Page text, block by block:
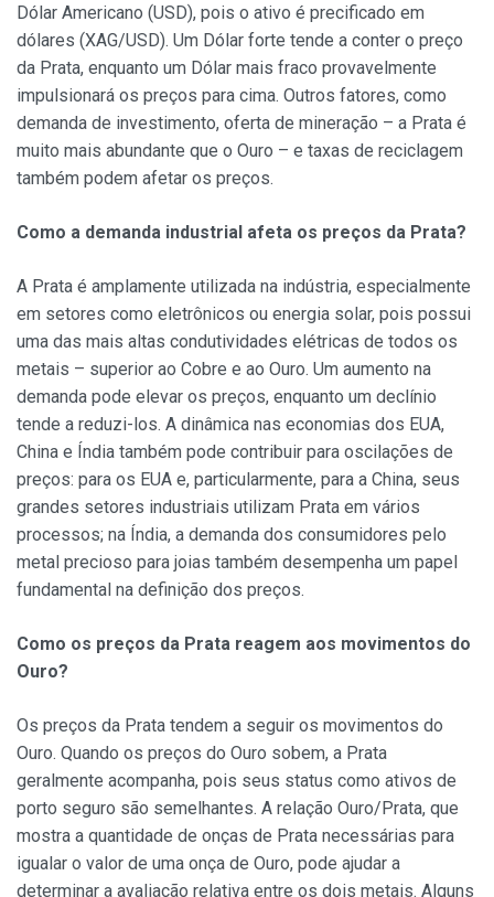
Dólar Americano (USD), pois o ativo é precificado em
dólares (XAG/USD). Um Dólar forte tende a conter o preço
da Prata, enquanto um Dólar mais fraco provavelmente
impulsionará os preços para cima. Outros fatores, como
demanda de investimento, oferta de mineração – a Prata é
muito mais abundante que o Ouro – e taxas de reciclagem
também podem afetar os preços.
Como a demanda industrial afeta os preços da Prata?
A Prata é amplamente utilizada na indústria, especialmente
em setores como eletrônicos ou energia solar, pois possui
uma das mais altas condutividades elétricas de todos os
metais – superior ao Cobre e ao Ouro. Um aumento na
demanda pode elevar os preços, enquanto um declínio
tende a reduzi-los. A dinâmica nas economias dos EUA,
China e Índia também pode contribuir para oscilações de
preços: para os EUA e, particularmente, para a China, seus
grandes setores industriais utilizam Prata em vários
processos; na Índia, a demanda dos consumidores pelo
metal precioso para joias também desempenha um papel
fundamental na definição dos preços.
Como os preços da Prata reagem aos movimentos do
Ouro?
Os preços da Prata tendem a seguir os movimentos do
Ouro. Quando os preços do Ouro sobem, a Prata
geralmente acompanha, pois seus status como ativos de
porto seguro são semelhantes. A relação Ouro/Prata, que
mostra a quantidade de onças de Prata necessárias para
igualar o valor de uma onça de Ouro, pode ajudar a
determinar a avaliação relativa entre os dois metais. Alguns